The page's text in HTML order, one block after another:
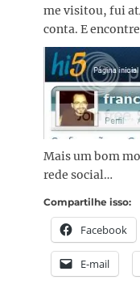
me visitou, fui
conta. E
Mais um bom
rede social…
Compartilhe isso:
Facebook
E-mail